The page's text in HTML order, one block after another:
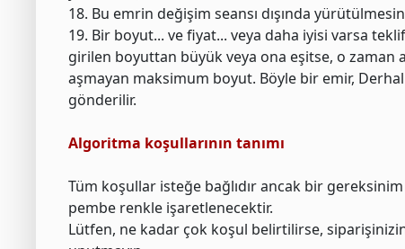
18. Bu emrin değişim seansı dışında
19. Bir boyut... ve fiyat... veya daha iyisi varsa
girilen boyuttan büyük veya ona eşitse, o
aşmayan maksimum boyut. Böyle bir emir,
gönderilir.
Algoritma koşullarının tanımı
Tüm koşullar isteğe bağlıdır ancak bir
pembe renkle işaretlenecektir.
Lütfen, ne kadar çok koşul belirtilirse,